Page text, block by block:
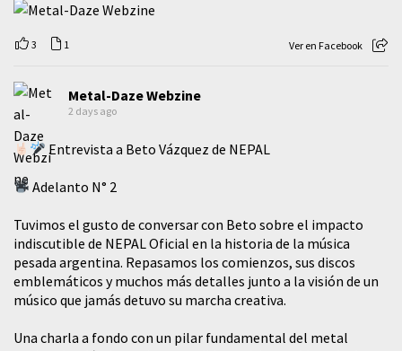
3 1 Ver en Facebook
Metal-Daze Webzine
2 days ago
Entrevista a Beto Vázquez de NEPAL
Adelanto N° 2
Tuvimos el gusto de conversar con Beto sobre el impacto
indiscutible de NEPAL Oficial en la historia de la música
pesada argentina. Repasamos los comienzos, sus discos
emblemáticos y muchos más detalles junto a la visión de un
músico que jamás detuvo su marcha creativa.
​Una charla a fondo con un pilar fundamental del metal